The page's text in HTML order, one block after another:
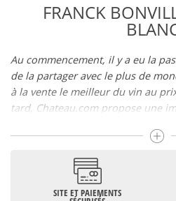
FRANCK
Au commencement, il y a eu la
de la partager avec le plus de
à la vente le meilleur du vin au
tard, Chateau.com propose une
Boire du bon vin ne doit pas être
De 10 à plus de 10000 euros,
vins et champagnes, qu'ils soient
SITE ET PAIEMENTS